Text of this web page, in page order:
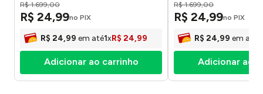
R$ 1.699,00
R$ 24,99no PIX
R$ 24,99 em até1xR$ 24,99
Adicionar ao carrinho
R$ 1.699,00
R$ 24,99no PIX
R$ 24,99 em até
Adicionar ao